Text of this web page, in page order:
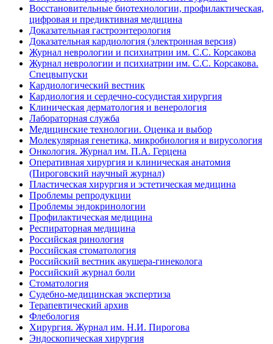
Восстановительные биотехнологии, профилактическая,
цифровая и предиктивная медицина
Доказательная гастроэнтерология
Доказательная кардиология (электронная версия)
Журнал неврологии и психиатрии им. С.С. Корсакова
Журнал неврологии и психиатрии им. С.С. Корсакова.
Спецвыпуски
Кардиологический вестник
Кардиология и сердечно-сосудистая хирургия
Клиническая дерматология и венерология
Лабораторная служба
Медицинские технологии. Оценка и выбор
Молекулярная генетика, микробиология и вирусология
Онкология. Журнал им. П.А. Герцена
Оперативная хирургия и клиническая анатомия
(Пироговский научный журнал)
Пластическая хирургия и эстетическая медицина
Проблемы репродукции
Проблемы эндокринологии
Профилактическая медицина
Респираторная медицина
Российская ринология
Российская стоматология
Российский вестник акушера-гинеколога
Российский журнал боли
Стоматология
Судебно-медицинская экспертиза
Терапевтический архив
Флебология
Хирургия. Журнал им. Н.И. Пирогова
Эндоскопическая хирургия